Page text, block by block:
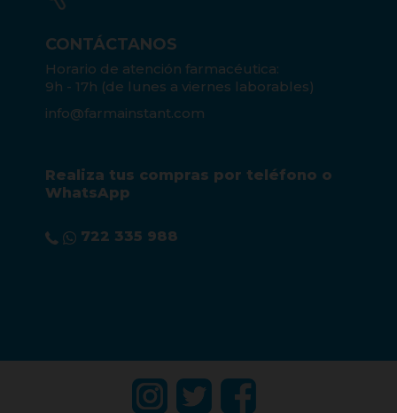
CONTÁCTANOS
Horario de atención farmacéutica:
9h - 17h (de lunes a viernes laborables)
info@farmainstant.com
Realiza tus compras por teléfono o
WhatsApp
722 335 988